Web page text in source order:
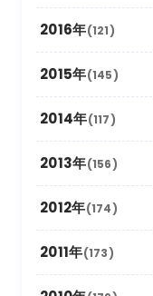
2025年3月
2025年2月
2024年4月
2024年3月
2024年2月
2023年5月
2023年4月
2023年3月
2023年2月
2022年6月
2022年5月
2022年4月
2022年3月
2022年2月
2021年7月
2021年6月
2021年5月
2021年4月
2021年3月
2021年2月
2020年9月
2020年7月
2020年6月
2020年5月
2020年4月
2020年3月
2020年2月
2019年10月
2019年9月
2019年7月
2019年6月
2019年5月
2019年4月
2019年3月
2018年11月
2018年10月
2018年9月
2018年7月
2018年6月
2018年5月
2018年4月
2017年12月
2017年11月
2017年10月
2017年9月
2017年7月
2017年6月
2016年(121)
2016年12月
2016年11月
2016年10月
2016年9月
2016年7月
2015年(145)
2015年12月
2015年11月
2015年10月
2015年9月
2014年(117)
2014年12月
2014年11月
2014年10月
2014年9月
2013年(156)
2013年12月
2013年11月
2013年10月
2012年(174)
2012年12月
2012年11月
2011年(173)